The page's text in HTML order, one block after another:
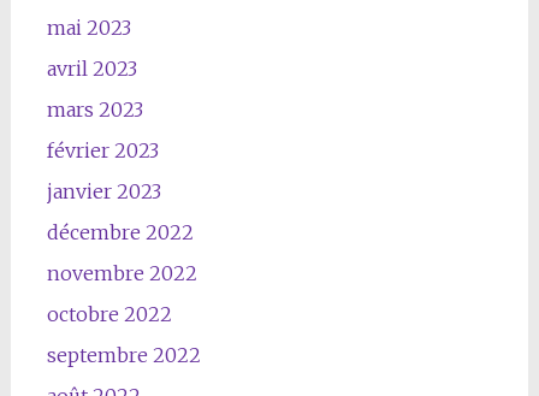
mai 2023
avril 2023
mars 2023
février 2023
janvier 2023
décembre 2022
novembre 2022
octobre 2022
septembre 2022